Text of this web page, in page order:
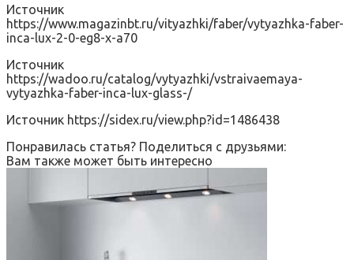
Источник
https://www.magazinbt.ru/vityazhki/faber/vytyazhka-faber-
inca-lux-2-0-eg8-x-a70
Источник
https://wadoo.ru/catalog/vytyazhki/vstraivaemaya-
vytyazhka-faber-inca-lux-glass-/
Источник https://sidex.ru/view.php?id=1486438
Понравилась статья? Поделиться с друзьями:
Вам также может быть интересно